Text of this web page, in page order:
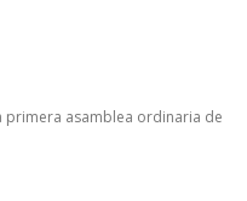
primera asamblea ordinaria de